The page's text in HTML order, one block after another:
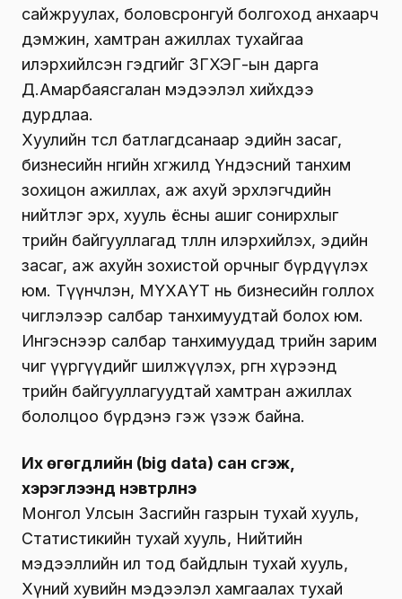
сайжруулах, боловсронгуй болгоход анхаарч
дэмжин, хамтран ажиллах тухайгаа
илэрхийлсэн гэдгийг ЗГХЭГ-ын дарга
Д.Амарбаясгалан мэдээлэл хийхдээ
дурдлаа.
Хуулийн төсөл батлагдсанаар эдийн засаг,
бизнесийн өнөөгийн хөгжилд Үндэсний танхим
зохицон ажиллах, аж ахуй эрхлэгчдийн
нийтлэг эрх, хууль ёсны ашиг сонирхлыг
төрийн байгууллагад төлөөлөн илэрхийлэх, эдийн
засаг, аж ахуйн зохистой орчныг бүрдүүлэх
юм. Түүнчлэн, МҮХАҮТ нь бизнесийн голлох
чиглэлээр салбар танхимуудтай болох юм.
Ингэснээр салбар танхимуудад төрийн зарим
чиг үүргүүдийг шилжүүлэх, өргөн хүрээнд
төрийн байгууллагуудтай хамтран ажиллах
бололцоо бүрдэнэ гэж үзэж байна.
Их өгөгдлийн (big data) сан үүсгэж,
хэрэглээнд нэвтрүүлнэ
Монгол Улсын Засгийн газрын тухай хууль,
Статистикийн тухай хууль, Нийтийн
мэдээллийн ил тод байдлын тухай хууль,
Хүний хувийн мэдээлэл хамгаалах тухай